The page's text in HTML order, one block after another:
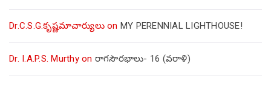
Dr.C.S.G.కృష్ణమాచార్యులుon MY PERENNIAL LIGHTHOUSE!
Dr. I.A.P.S. Murthyon రాగసౌరభాలు- 16 (వరాళి)